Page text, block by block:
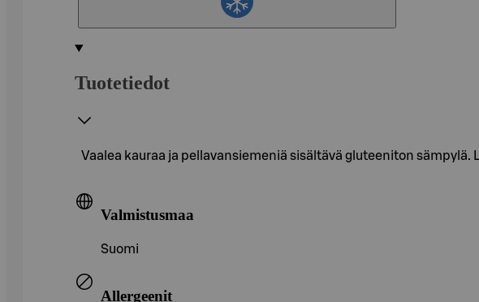
Tuotetiedot
Vaalea kauraa ja pellavansiemeniä sisältävä gluteeniton
Valmistusmaa
Suomi
Allergeenit